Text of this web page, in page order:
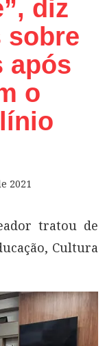
diz
sobre
após
o
2021
tratou de
Cultura